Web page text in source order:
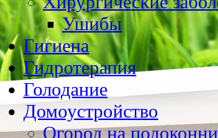
Ушибы
Гигиена
Гидротерапия
Голодание
Домоустройство
Огород на